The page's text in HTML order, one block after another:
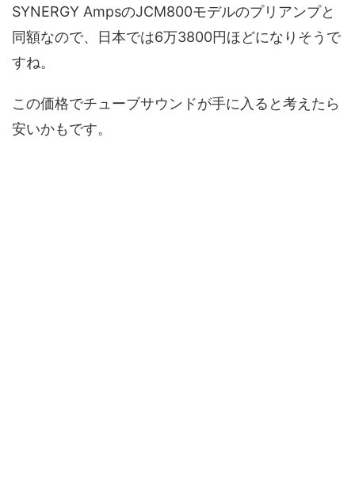
SYNERGY AmpsのJCM800モデルのプリアンプと
同額なので、日本では6万3800円ほどになりそうで
すね。
この価格でチューブサウンドが手に入ると考えたら
安いかもです。